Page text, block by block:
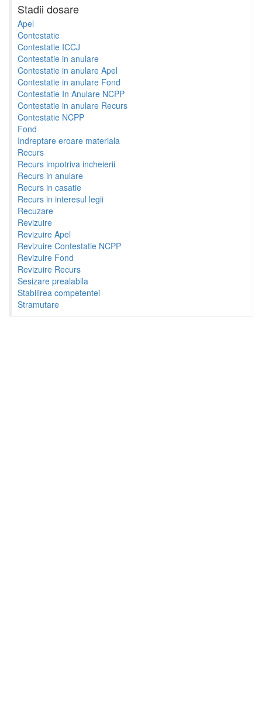
Stadii dosare
Apel
Contestatie
Contestatie ICCJ
Contestatie in anulare
Contestatie in anulare Apel
Contestatie in anulare Fond
Contestatie In Anulare NCPP
Contestatie in anulare Recurs
Contestatie NCPP
Fond
Indreptare eroare materiala
Recurs
Recurs impotriva incheierii
Recurs in anulare
Recurs in casatie
Recurs in interesul legii
Recuzare
Revizuire
Revizuire Apel
Revizuire Contestatie NCPP
Revizuire Fond
Revizuire Recurs
Sesizare prealabila
Stabilirea competentei
Stramutare